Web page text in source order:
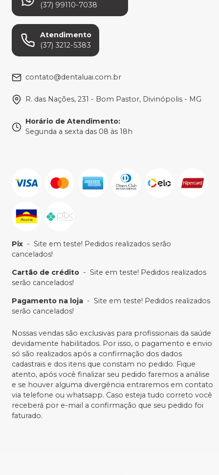
(37) 99110-7038
Atendimento
(37) 3212-5383
contato@dentaluai.com.br
R. das Nações, 231 - Bom Pastor, Divinópolis - MG
Horário de Atendimento:
Segunda a sexta das 08 às 18h
Pix - Site em teste! Pedidos realizados serão
cancelados!
Cartão de crédito - Site em teste! Pedidos realizados
serão cancelados!
Pagamento na loja - Site em teste! Pedidos realizados
serão cancelados!
Nossas vendas são exclusivas para profissionais da saúde
devidamente habilitados. Por isso, o pagamento e envio
só são realizados após a confirmação dos dados
cadastrais e dos itens que constam no pedido. Fique
atento, após você finalizar seu pedido faremos a análise
e se houver alguma divergência entraremos em contato
via telefone ou whatsapp. Caso esteja tudo correto você
receberá por e-mail a confirmação que seu pedido foi
faturado.